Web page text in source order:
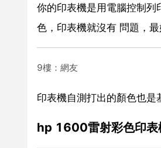
你的印表機是用電腦控制
色，印表機就沒有 問題，最
9樓：網友
印表機自測打出的顏色也是
hp 1600雷射彩色印表